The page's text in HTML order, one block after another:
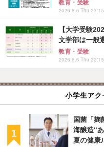
教育・受験
2026.8.6 Thu 23:15
【大学受験
文学部は一般
教育・受験
2026.8.6 Thu 22:15
小学生アク
国菌「麹
海醸造“
夏の健康